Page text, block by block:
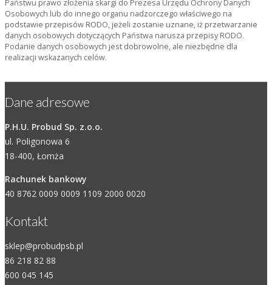
Państwu prawo złożenia skargi do Prezesa Urzędu Ochrony Danych
Osobowych lub do innego organu nadzorczego właściwego na
podstawie przepisów RODO, jeżeli zostanie uznane, iż przetwarzanie
danych osobowych dotyczących Państwa narusza przepisy RODO.
Podanie danych osobowych jest dobrowolne, ale niezbędne dla
realizacji wskazanych celów.
Dane adresowe
P.H.U. Probud Sp. z.o.o.
ul. Poligonowa 6
18-400, Łomża
Rachunek bankowy
40 8762 0009 0009 1109 2000 0020
Kontakt
sklep@probudpsb.pl
86 218 82 88
600 045 145